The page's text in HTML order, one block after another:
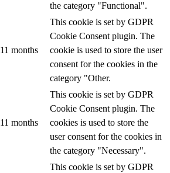
the category "Functional".
11 months
This cookie is set by GDPR
Cookie Consent plugin. The
cookie is used to store the user
consent for the cookies in the
category "Other.
11 months
This cookie is set by GDPR
Cookie Consent plugin. The
cookies is used to store the
user consent for the cookies in
the category "Necessary".
This cookie is set by GDPR